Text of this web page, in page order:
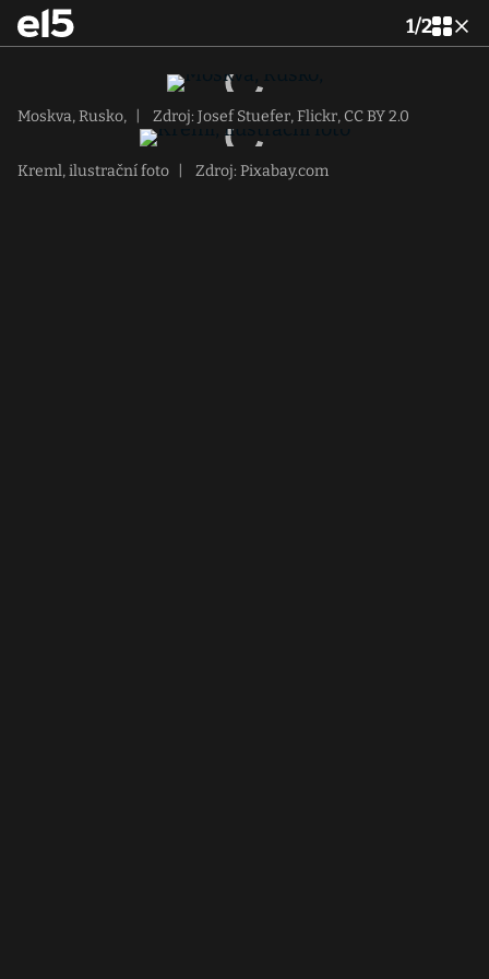
1/2
Moskva, Rusko, Zdroj: Josef Stuefer, Flickr, CC BY 2.0
Kreml, ilustrační foto Zdroj: Pixabay.com